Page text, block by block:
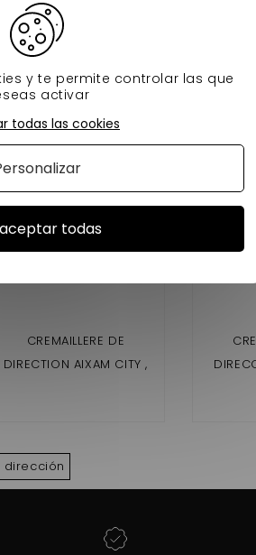
2 , M8 , F8C , Ligier JS RC voiture
categoría:
CREMAILLERE DE
DIRECTION AIXAM CITY ,
SENSATION )
y te permite controlar las que
activar
aceptar todas
todas las cookies